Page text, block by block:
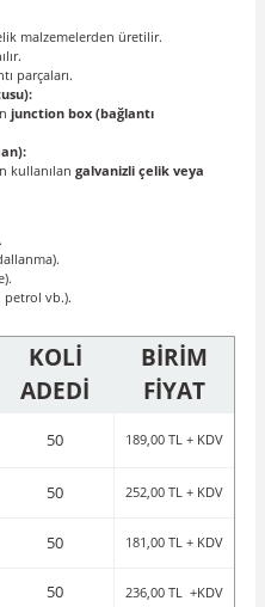
malzemelerden üretilir.
parçaları.
junction box (bağlantı
kullanılangalvanizli çelik veya
petrol vb.).
KOLİ
ADEDİ
BİRİM
FİYAT
50 189,00 TL + KDV
50 252,00 TL + KDV
50 181,00 TL + KDV
50 236,00 TL +KDV